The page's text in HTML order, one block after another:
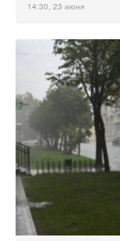
14:30, 23 июня